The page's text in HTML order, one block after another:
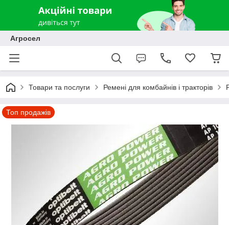
Агросел
Товари та послуги Ремені для комбайнів і тракторів
Топ продажів